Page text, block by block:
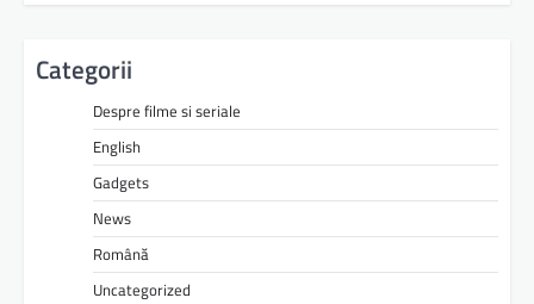
Categorii
Despre filme si seriale
English
Gadgets
News
Română
Uncategorized